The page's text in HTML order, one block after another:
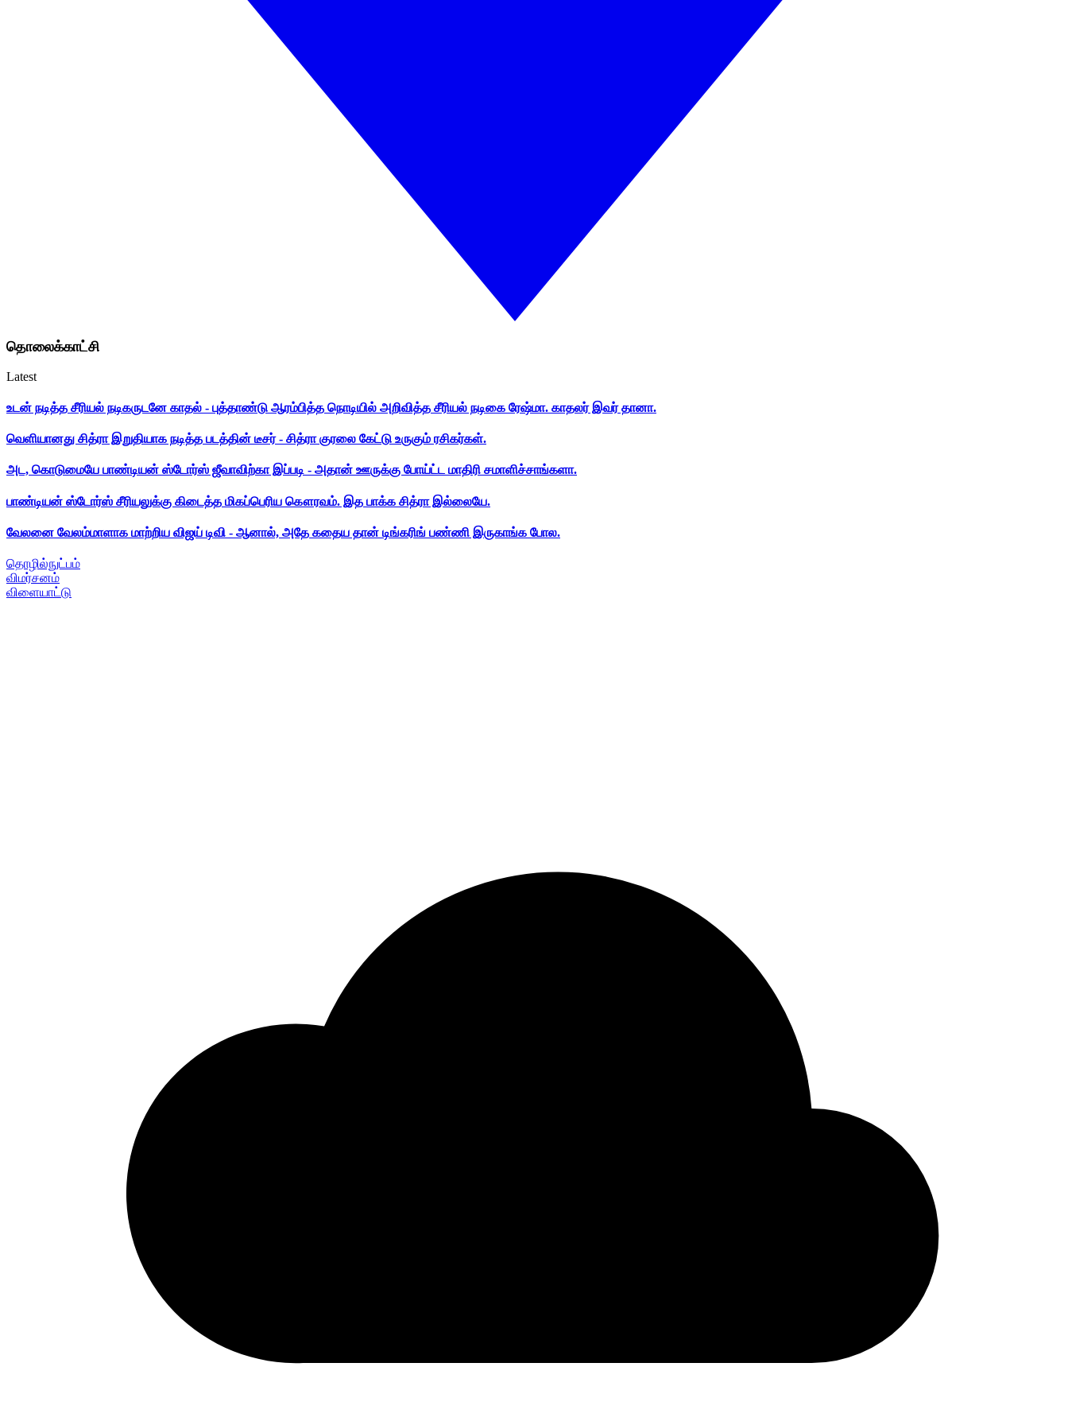
தொலைக்காட்சி
Latest
உடன் நடித்த சீரியல் நடிகருடனே காதல் - புத்தாண்டு ஆரம்பித்த நொடியில் அறிவித்த சீரியல் நடிகை ரேஷ்மா. காதலர் இவர் தானா.
வெளியானது சித்ரா இறுதியாக நடித்த படத்தின் டீசர் - சித்ரா குரலை கேட்டு உருகும் ரசிகர்கள்.
அட, கொடுமையே பாண்டியன் ஸ்டோர்ஸ் ஜீவாவிற்கா இப்படி - அதான் ஊருக்கு போய்ட்ட மாதிரி சமாளிச்சாங்களா.
பாண்டியன் ஸ்டோர்ஸ் சீரியலுக்கு கிடைத்த மிகப்பெரிய கௌரவம். இத பாக்க சித்ரா இல்லையே.
வேலனை வேலம்மாளாக மாற்றிய விஜய் டிவி - ஆனால், அதே கதைய தான் டிங்கரிங் பண்ணி இருகாங்க போல.
தொழில்நுட்பம்
விமர்சனம்
விளையாட்டு